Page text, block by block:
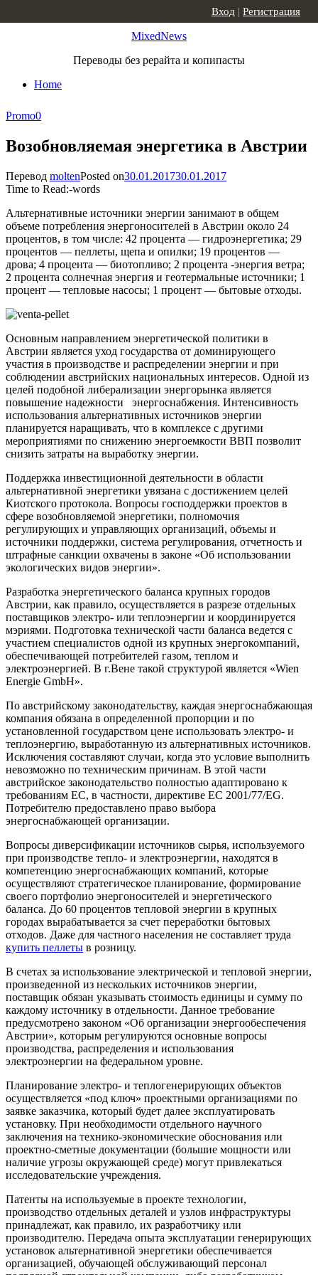
MixedNews
Переводы без рерайта и копипасты
Home
Вход | Регистрация
Promo0
Возобновляемая энергетика в Австрии
Перевод moltenPosted on30.01.201730.01.2017
Time to Read:-words
Альтернативные источники энергии занимают в общем
объеме потребления энергоносителей в Австрии около 24
процентов, в том числе: 42 процента — гидроэнергетика; 29
процентов — пеллеты, щепа и опилки; 19 процентов —
дрова; 4 процента — биотопливо; 2 процента -энергия ветра;
2 процента солнечная энергия и геотермальные источники; 1
процент — тепловые насосы; 1 процент — бытовые отходы.
Основным направлением энергетической политики в
Австрии является уход государства от доминирующего
участия в производстве и распределении энергии и при
соблюдении австрийских национальных интересов. Одной из
целей подобной либерализации энергорынка является
повышение надежности энергоснабжения. Интенсивность
использования альтернативных источников энергии
планируется наращивать, что в комплексе с другими
мероприятиями по снижению энергоемкости ВВП позволит
снизить затраты на выработку энергии.
Поддержка инвестиционной деятельности в области
альтернативной энергетики увязана с достижением целей
Киотского протокола. Вопросы господдержки проектов в
сфере возобновляемой энергетики, полномочия
регулирующих и управляющих организаций, объемы и
источники поддержки, система регулирования, отчетность и
штрафные санкции охвачены в законе «Об использовании
экологических видов энергии».
Разработка энергетического баланса крупных городов
Австрии, как правило, осуществляется в разрезе отдельных
поставщиков электро- или теплоэнергии и координируется
мэриями. Подготовка технической части баланса ведется с
участием специалистов одной из крупных энергокомпаний,
обеспечивающей потребителей газом, теплом и
электроэнергией. В г.Вене такой структурой является «Wien
Energie GmbH».
По австрийскому законодательству, каждая энергоснабжающая
компания обязана в определенной пропорции и по
установленной государством цене использовать электро- и
теплоэнергию, выработанную из альтернативных источников.
Исключения составляют случаи, когда это условие выполнить
невозможно по техническим причинам. В этой части
австрийское законодательство полностью адаптировано к
требованиям ЕС, в частности, директиве ЕС 2001/77/EG.
Потребителю предоставлено право выбора
энергоснабжающей организации.
Вопросы диверсификации источников сырья, используемого
при производстве тепло- и электроэнергии, находятся в
компетенцию энергоснабжающих компаний, которые
осуществляют стратегическое планирование, формирование
своего портфолио энергоносителей и энергетического
баланса. До 60 процентов тепловой энергии в крупных
городах вырабатывается за счет переработки бытовых
отходов. Даже для частного населения не составляет труда
купить пеллеты в розницу.
В счетах за использование электрической и тепловой энергии,
произведенной из нескольких источников энергии,
поставщик обязан указывать стоимость единицы и сумму по
каждому источнику в отдельности. Данное требование
предусмотрено законом «Об организации энергообеспечения
Австрии», которым регулируются основные вопросы
производства, распределения и использования
электроэнергии на федеральном уровне.
Планирование электро- и теплогенерирующих объектов
осуществляется «под ключ» проектными организациями по
заявке заказчика, который будет далее эксплуатировать
установку. При необходимости отдельного научного
заключения на технико-экономические обоснования или
проектно-сметные документации (большие мощности или
наличие угрозы окружающей среде) могут привлекаться
исследовательские учреждения.
Патенты на используемые в проекте технологии,
производство отдельных деталей и узлов инфраструктуры
принадлежат, как правило, их разработчику или
производителю. Передача опыта эксплуатации генерирующих
установок альтернативной энергетики обеспечивается
организацией, обучающей обслуживающий персонал